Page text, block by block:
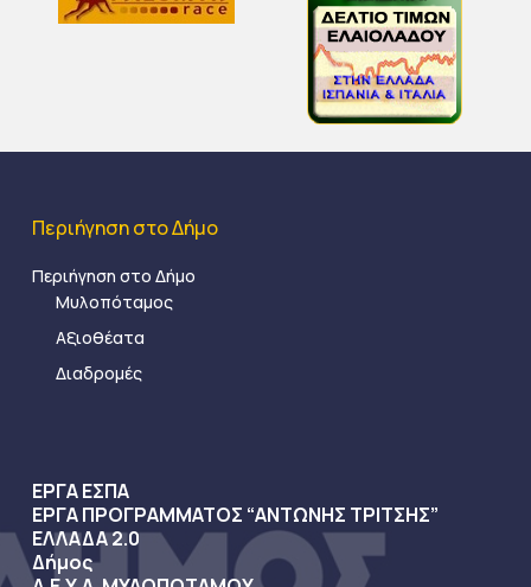
Περιήγηση στο Δήμο
Περιήγηση στο Δήμο
Μυλοπόταμος
Αξιοθέατα
Διαδρομές
ΕΡΓΑ ΕΣΠΑ
ΕΡΓΑ ΠΡΟΓΡΑΜΜΑΤΟΣ “ΑΝΤΩΝΗΣ ΤΡΙΤΣΗΣ”
ΕΛΛΑΔΑ 2.0
Δήμος